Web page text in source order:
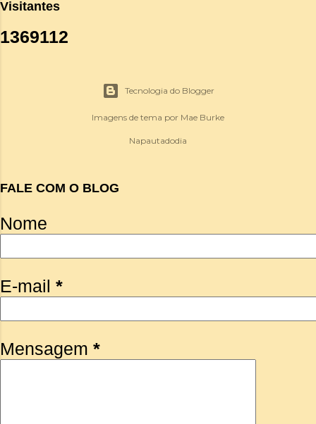
Visitantes
1369112
Tecnologia do Blogger
Imagens de tema por Mae Burke
Napautadodia
FALE COM O BLOG
Nome
E-mail *
Mensagem *